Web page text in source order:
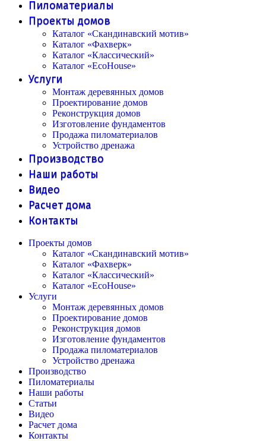
Пиломатериалы
Проекты домов
Каталог «Скандинавский мотив»
Каталог «Фахверк»
Каталог «Классический»
Каталог «EcoHouse»
Услуги
Монтаж деревянных домов
Проектирование домов
Реконструкция домов
Изготовление фундаментов
Продажа пиломатериалов
Устройство дренажа
Производство
Наши работы
Видео
Расчет дома
Контакты
Проекты домов
Каталог «Скандинавский мотив»
Каталог «Фахверк»
Каталог «Классический»
Каталог «EcoHouse»
Услуги
Монтаж деревянных домов
Проектирование домов
Реконструкция домов
Изготовление фундаментов
Продажа пиломатериалов
Устройство дренажа
Производство
Пиломатериалы
Наши работы
Статьи
Видео
Расчет дома
Контакты